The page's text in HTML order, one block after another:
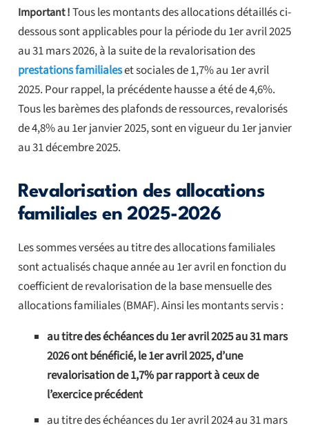
Important !Tous les montants des allocations détaillés ci-
dessous sont applicables pour la période du 1er avril 2025
au 31 mars 2026, à la suite de la revalorisation des
prestations familialeset sociales de 1,7% au 1er avril
2025. Pour rappel, la précédente hausse a été de 4,6%.
Tous les barèmes des plafonds de ressources, revalorisés
de 4,8% au 1er janvier 2025, sont en vigueur du 1er janvier
au 31 décembre 2025.
Revalorisation des allocations
familiales en 2025-2026
Les sommes versées au titre des allocations familiales
sont actualisés chaque année au 1er avril en fonction du
coefficient de revalorisation de la base mensuelle des
allocations familiales (BMAF). Ainsi les montants servis :
au titre des échéances du 1er avril 2025 au 31 mars
2026 ont bénéficié, le 1er avril 2025, d’une
revalorisation de 1,7% par rapport à ceux de
l’exercice précédent
au titre des échéances du 1er avril 2024 au 31 mars